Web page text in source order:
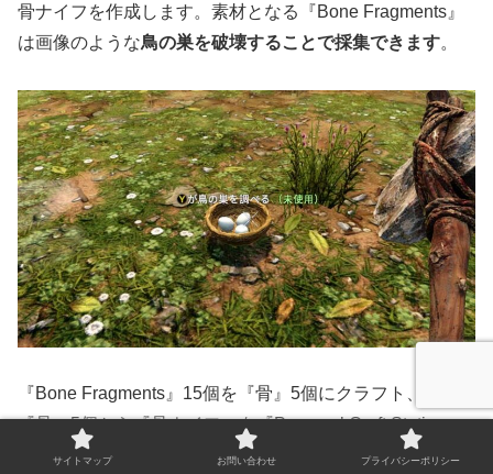
骨ナイフを作成します。素材となる『Bone Fragments』
は画像のような鳥の巣を破壊することで採集できます。
『Bone Fragments』15個を『骨』5個にクラフト、
『骨』5個から『骨ナイフ』を『Personal Craft Station』
で作成します。しつこいようですが
クラフトされる瞬間を
サイトマップ お問い合わせ プライバシーポリシー